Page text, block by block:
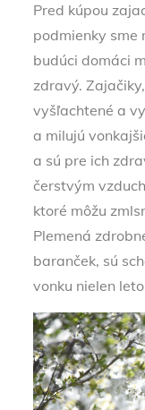
Pred kúpou
podmienky sme
budúci domáci
zdravý.
vyšľachtené a
a milujú
a sú pre ich
čerstvým
ktoré môžu
Plemená
baranček, sú
vonku nielen